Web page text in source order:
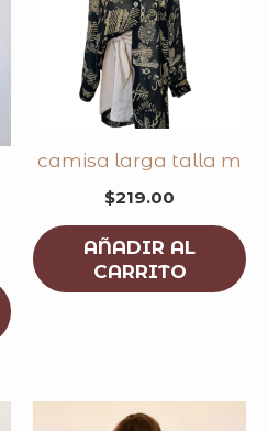
camisa larga talla m
$219.00
AÑADIR AL
CARRITO